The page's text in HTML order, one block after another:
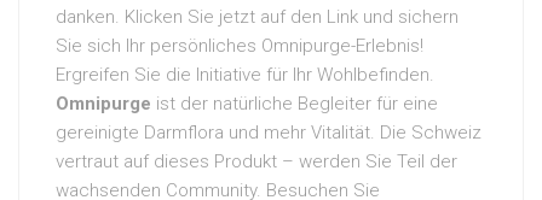
danken. Klicken Sie jetzt auf den Link und sichern
Sie sich Ihr persönliches Omnipurge-Erlebnis!
Ergreifen Sie die Initiative für Ihr Wohlbefinden.
Omnipurge ist der natürliche Begleiter für eine
gereinigte Darmflora und mehr Vitalität. Die Schweiz
vertraut auf dieses Produkt – werden Sie Teil der
wachsenden Community. Besuchen Sie